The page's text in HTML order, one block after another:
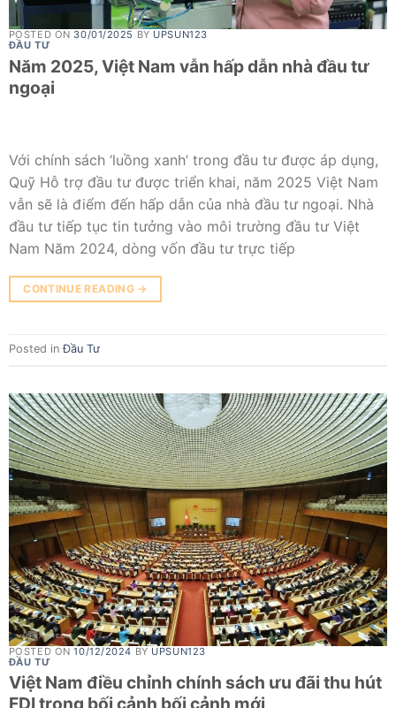
POSTED ON 30/01/2025 BY UPSUN123
ĐẦU TƯ
Năm 2025, Việt Nam vẫn hấp dẫn nhà đầu tư
ngoại
Với chính sách ‘luồng xanh’ trong đầu tư được áp dụng,
Quỹ Hỗ trợ đầu tư được triển khai, năm 2025 Việt Nam
vẫn sẽ là điểm đến hấp dẫn của nhà đầu tư ngoại. Nhà
đầu tư tiếp tục tin tưởng vào môi trường đầu tư Việt
Nam Năm 2024, dòng vốn đầu tư trực tiếp
CONTINUE READING →
Posted inĐầu Tư
POSTED ON10/12/2024 BY UPSUN123
ĐẦU TƯ
Việt Nam điều chỉnh chính sách ưu đãi thu hút